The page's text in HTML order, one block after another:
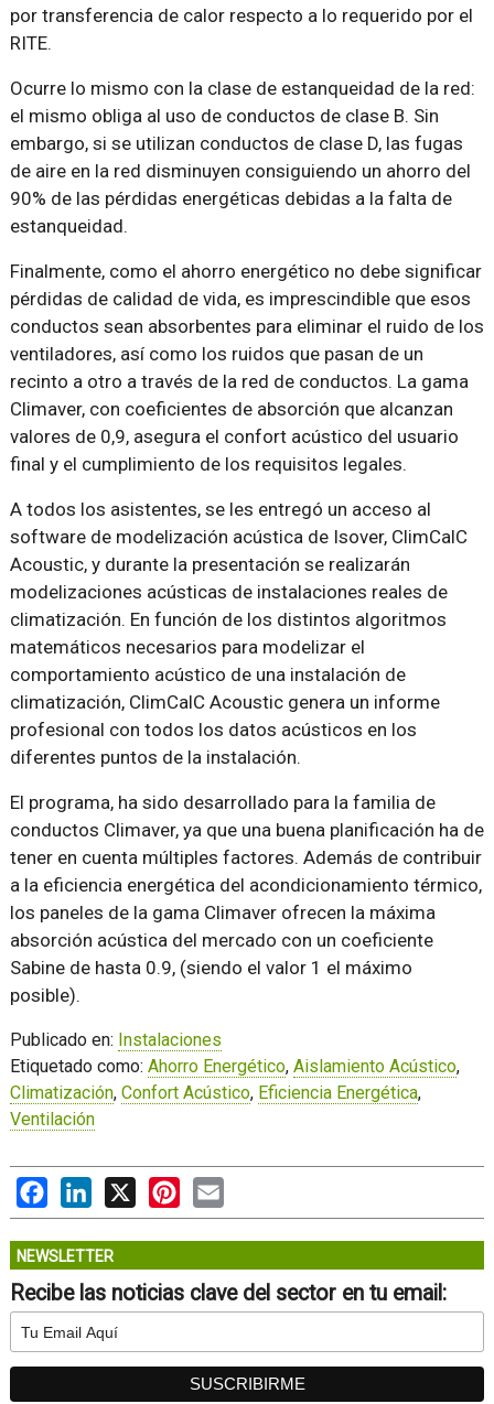
por transferencia de calor respecto a lo requerido por el
RITE.
Ocurre lo mismo con la clase de estanqueidad de la red:
el mismo obliga al uso de conductos de clase B. Sin
embargo, si se utilizan conductos de clase D, las fugas
de aire en la red disminuyen consiguiendo un ahorro del
90% de las pérdidas energéticas debidas a la falta de
estanqueidad.
Finalmente, como el ahorro energético no debe significar
pérdidas de calidad de vida, es imprescindible que esos
conductos sean absorbentes para eliminar el ruido de los
ventiladores, así como los ruidos que pasan de un
recinto a otro a través de la red de conductos. La gama
Climaver, con coeficientes de absorción que alcanzan
valores de 0,9, asegura el confort acústico del usuario
final y el cumplimiento de los requisitos legales.
A todos los asistentes, se les entregó un acceso al
software de modelización acústica de Isover, ClimCalC
Acoustic, y durante la presentación se realizarán
modelizaciones acústicas de instalaciones reales de
climatización. En función de los distintos algoritmos
matemáticos necesarios para modelizar el
comportamiento acústico de una instalación de
climatización, ClimCalC Acoustic genera un informe
profesional con todos los datos acústicos en los
diferentes puntos de la instalación.
El programa, ha sido desarrollado para la familia de
conductos Climaver, ya que una buena planificación ha de
tener en cuenta múltiples factores. Además de contribuir
a la eficiencia energética del acondicionamiento térmico,
los paneles de la gama Climaver ofrecen la máxima
absorción acústica del mercado con un coeficiente
Sabine de hasta 0.9, (siendo el valor 1 el máximo
posible).
Publicado en: Instalaciones
Etiquetado como: Ahorro Energético, Aislamiento Acústico,
Climatización, Confort Acústico, Eficiencia Energética,
Ventilación
FacebookLinkedIn
X PinterestEmail
NEWSLETTER
Recibe las noticias clave del sector en tu email: